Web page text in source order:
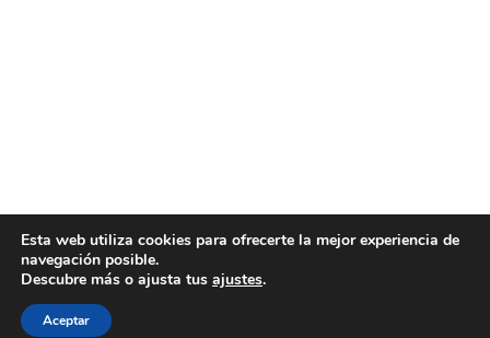
Esta web utiliza cookies para ofrecerte la mejor experiencia de
navegación posible.
Descubre más o ajusta tus ajustes.
Aceptar